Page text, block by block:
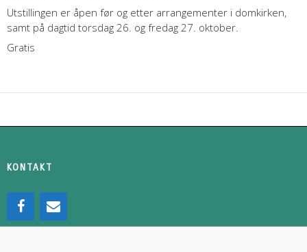
Utstillingen er åpen før og etter arrangementer i domkirken,
samt på dagtid torsdag 26. og fredag 27. oktober.
Gratis
KONTAKT